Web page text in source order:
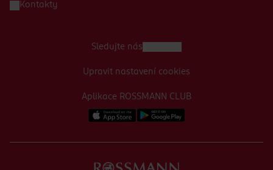
Kontakty
Aplikace ROSSMANN CLUB
Sledujte nás
Upravit nastavení cookies